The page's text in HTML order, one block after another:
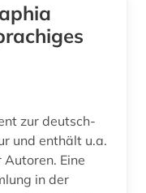
zur deutsch-
und enthält u.a.
Eine
in der